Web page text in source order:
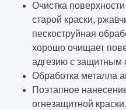
Очистка
старой краски,
пескоструйная
хорошо очищает
адгезию с защитным
Обработка металла
Поэтапное
огнезащитной краски.